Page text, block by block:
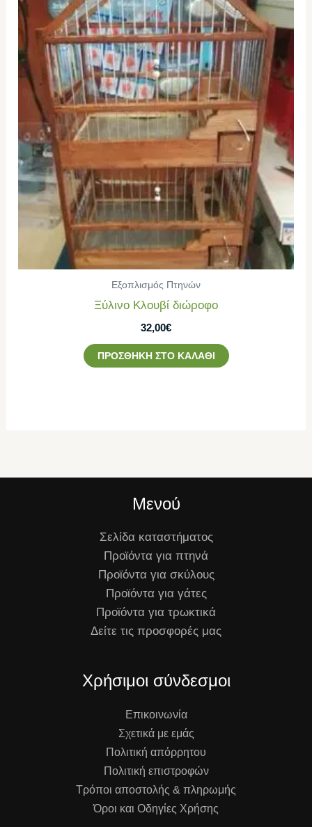
Εξοπλισμός Πτηνών
Ξύλινο Κλουβί διώροφο
32,00€
ΠΡΟΣΘΉΚΗ ΣΤΟ ΚΑΛΆΘΙ
Μενού
Σελίδα καταστήματος
Προϊόντα για πτηνά
Προϊόντα για σκύλους
Προϊόντα για γάτες
Προϊόντα για τρωκτικά
Δείτε τις προσφορές μας
Χρήσιμοι σύνδεσμοι
Επικοινωνία
Σχετικά με εμάς
Πολιτική απόρρητου
Πολιτική επιστροφών
Τρόποι αποστολής & πληρωμής
Όροι και Οδηγίες Χρήσης